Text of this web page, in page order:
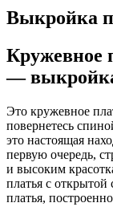
Выкройка
Кружевное
—
Это кружевное
повернетесь
это настоящая
первую очередь,
и высоким
платья с
платья,